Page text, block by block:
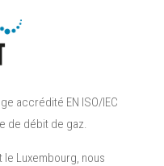
accrédité EN ISO/IEC
de débit de gaz.
Luxembourg, nous